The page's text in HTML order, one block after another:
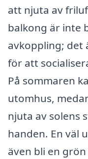
att njuta av
balkong är inte
avkoppling; det
för att
På sommaren
utomhus,
njuta av solens
handen. En väl
även bli en